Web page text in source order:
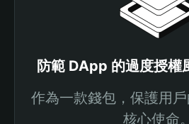
防範 DApp 的過度授權
作為一款錢包，保護用
核心使命。